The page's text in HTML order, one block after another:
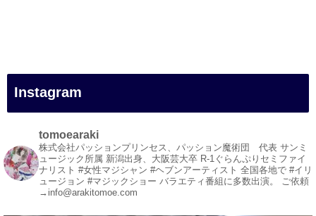
#白浜町
#変面ショー
#イベント
#宴会
#余興
1 3 X
Instagram
tomoearaki
株式会社パッションプリンセス、パッション魔術団 代表 サンミ
ュージック所属 新潟出身、大阪芸大卒 R-1ぐらんぷりセミファイ
ナリスト #女性マジシャン #ヘブンアーティスト 全国各地で #イリ
ュージョン #マジックショー バラエティ番組に多数出演。 ご依頼
→info@arakitomoe.com